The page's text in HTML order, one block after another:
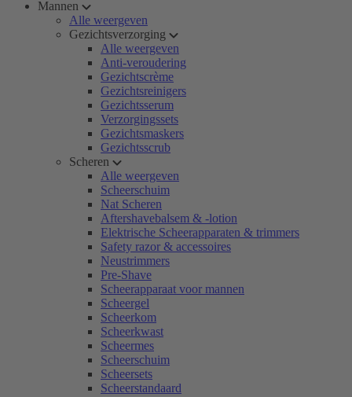
Mannen
Alle weergeven
Gezichtsverzorging
Alle weergeven
Anti-veroudering
Gezichtscrème
Gezichtsreinigers
Gezichtsserum
Verzorgingssets
Gezichtsmaskers
Gezichtsscrub
Scheren
Alle weergeven
Scheerschuim
Nat Scheren
Aftershavebalsem & -lotion
Elektrische Scheerapparaten & trimmers
Safety razor & accessoires
Neustrimmers
Pre-Shave
Scheerapparaat voor mannen
Scheergel
Scheerkom
Scheerkwast
Scheermes
Scheerschuim
Scheersets
Scheerstandaard